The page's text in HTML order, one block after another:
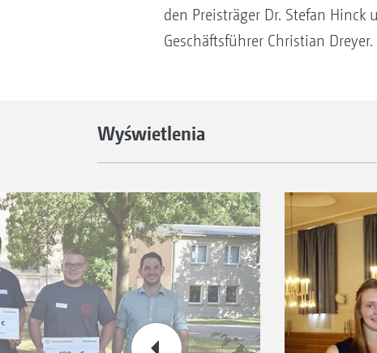
den Preisträger Dr. Stefan
Geschäftsführer Christian Dreyer.
Wyświetlenia